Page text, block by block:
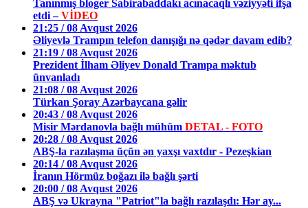
Tanınmış bloger Sabirabaddakı acınacaqlı vəziyyəti ifşa
etdi –VİDEO
21:25 / 08 Avqust 2026
Əliyevlə Trampın telefon danışığı nə qədər davam edib?
21:19 / 08 Avqust 2026
Prezident İlham Əliyev Donald Trampa məktub
ünvanladı
21:08 / 08 Avqust 2026
Türkan Şoray Azərbaycana gəlir
20:43 / 08 Avqust 2026
Misir Mərdanovla bağlı mühüm DETAL - FOTO
20:28 / 08 Avqust 2026
ABŞ-la razılaşma üçün ən yaxşı vaxtdır - Pezeşkian
20:14 / 08 Avqust 2026
İranın Hörmüz boğazı ilə bağlı şərti
20:00 / 08 Avqust 2026
ABŞ və Ukrayna "Patriot"la bağlı razılaşdı: Hər ay...